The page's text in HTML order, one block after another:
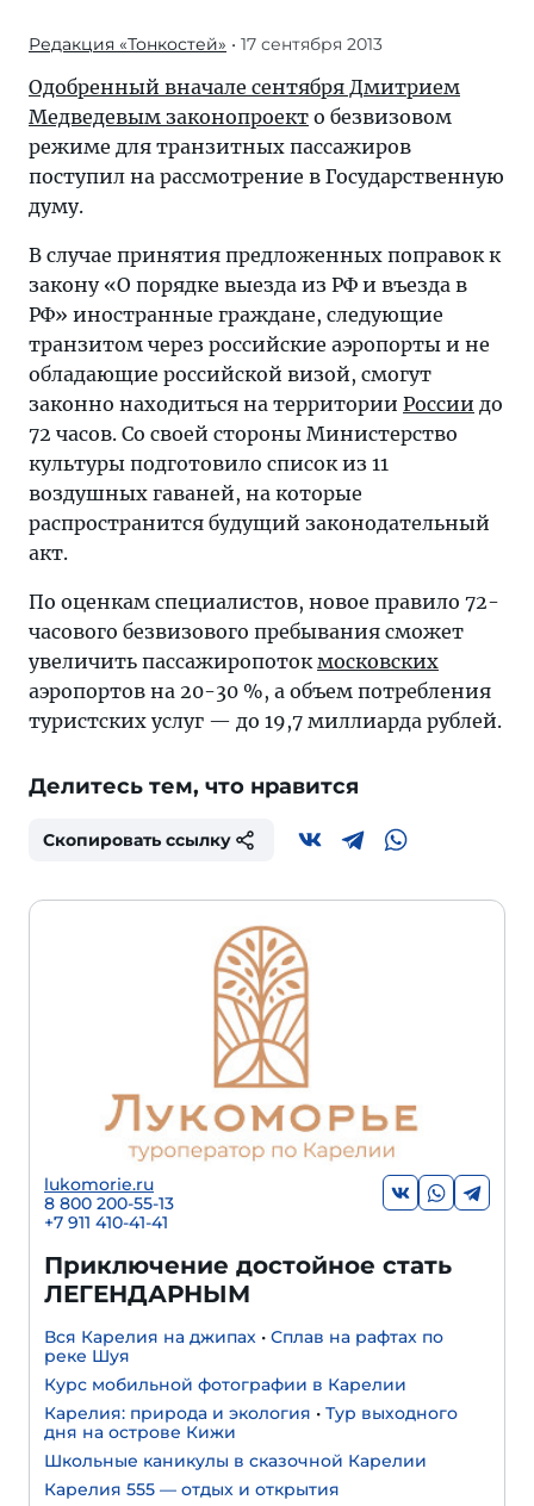
Редакция «Тонкостей» • 17 сентября 2013
Одобренный вначале сентября Дмитрием
Медведевым законопроект о безвизовом
режиме для транзитных пассажиров
поступил на рассмотрение в Государственную
думу.
В случае принятия предложенных поправок к
закону «О порядке выезда из РФ и въезда в
РФ» иностранные граждане, следующие
транзитом через российские аэропорты и не
обладающие российской визой, смогут
законно находиться на территории России до
72 часов. Со своей стороны Министерство
культуры подготовило список из 11
воздушных гаваней, на которые
распространится будущий законодательный
акт.
По оценкам специалистов, новое правило 72-
часового безвизового пребывания сможет
увеличить пассажиропотокмосковских
аэропортов на 20-30 %, а объем потребления
туристских услуг — до 19,7 миллиарда рублей.
Делитесь тем, что нравится
Скопировать ссылку
lukomorie.ru
8 800 200-55-13
+7 911 410-41-41
Приключение достойное стать
ЛЕГЕНДАРНЫМ
Вся Карелия на джипах • Сплав на рафтах по
реке Шуя
Курс мобильной фотографии в Карелии
Карелия: природа и экология • Тур выходного
дня на острове Кижи
Школьные каникулы в сказочной Карелии
Карелия 555 — отдых и открытия